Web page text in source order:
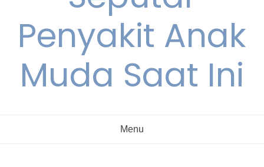
Penyakit Anak
Muda Saat Ini
Menu